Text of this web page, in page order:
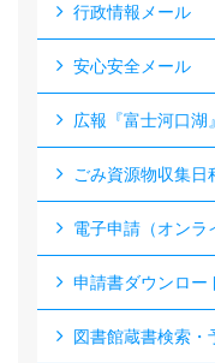
行政情報メール
安心安全メール
広報『富士河口湖』
ごみ資源物収集日
電子申請（オンラ
申請書ダウンロー
図書館蔵書検索・